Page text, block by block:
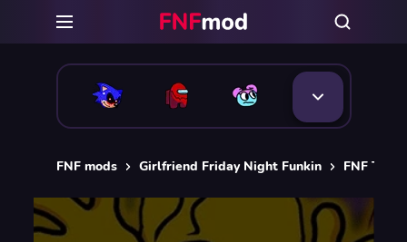
FNF mods Girlfriend Friday Night Funkin FNF